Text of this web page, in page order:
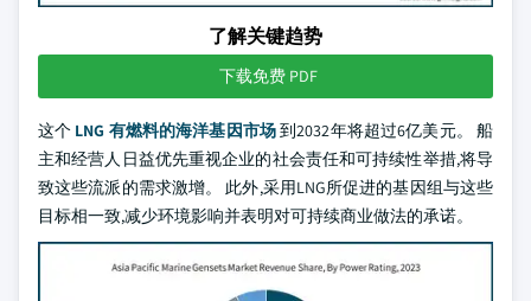
了解关键趋势
下载免费 PDF
这个 LNG 有燃料的海洋基因市场到2032年将超过6亿美元。 船
主和经营人日益优先重视企业的社会责任和可持续性举措,将导
致这些流派的需求激增。 此外,采用LNG所促进的基因组与这些
目标相一致,减少环境影响并表明对可持续商业做法的承诺。